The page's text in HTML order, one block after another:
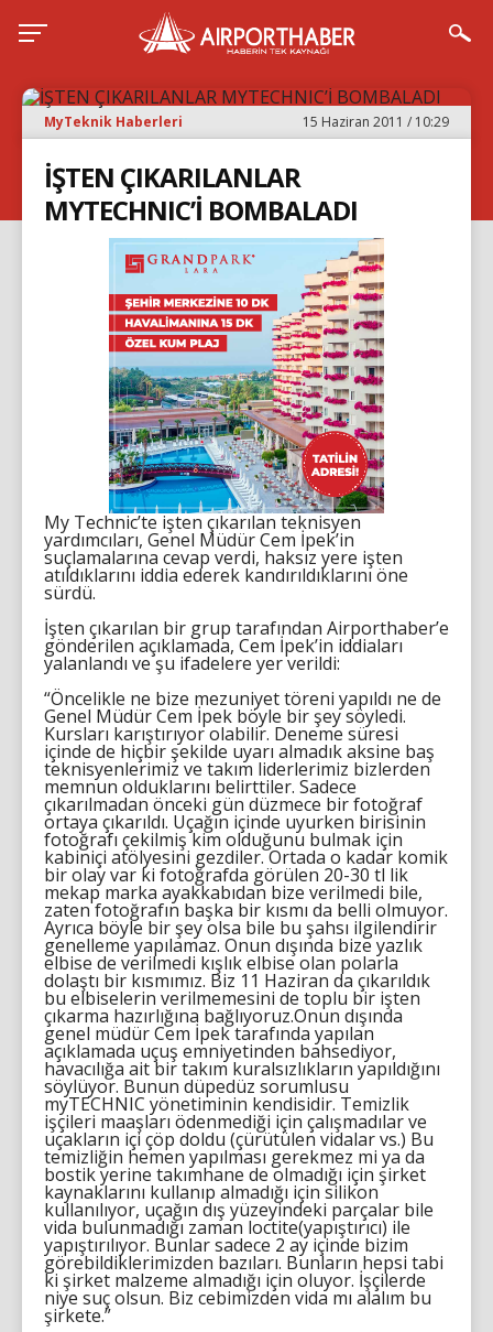
MyTeknik Haberleri 15 Haziran 2011 / 10:29
İŞTEN ÇIKARILANLAR
MYTECHNIC’İ BOMBALADI
My Technic’te işten çıkarılan teknisyen
yardımcıları, Genel Müdür Cem İpek’in
suçlamalarına cevap verdi, haksız yere işten
atıldıklarını iddia ederek kandırıldıklarını öne
sürdü.
İşten çıkarılan bir grup tarafından Airporthaber’e
gönderilen açıklamada, Cem İpek’in iddiaları
yalanlandı ve şu ifadelere yer verildi:
“Öncelikle ne bize mezuniyet töreni yapıldı ne de
Genel Müdür Cem İpek böyle bir şey söyledi.
Kursları karıştırıyor olabilir. Deneme süresi
içinde de hiçbir şekilde uyarı almadık aksine baş
teknisyenlerimiz ve takım liderlerimiz bizlerden
memnun olduklarını belirttiler. Sadece
çıkarılmadan önceki gün düzmece bir fotoğraf
ortaya çıkarıldı. Uçağın içinde uyurken birisinin
fotoğrafı çekilmiş kim olduğunu bulmak için
kabiniçi atölyesini gezdiler. Ortada o kadar komik
bir olay var ki fotoğrafda görülen 20-30 tl lik
mekap marka ayakkabıdan bize verilmedi bile,
zaten fotoğrafın başka bir kısmı da belli olmuyor.
Ayrıca böyle bir şey olsa bile bu şahsı ilgilendirir
genelleme yapılamaz. Onun dışında bize yazlık
elbise de verilmedi kışlık elbise olan polarla
dolaştı bir kısmımız. Biz 11 Haziran da çıkarıldık
bu elbiselerin verilmemesini de toplu bir işten
çıkarma hazırlığına bağlıyoruz.Onun dışında
genel müdür Cem İpek tarafında yapılan
açıklamada uçuş emniyetinden bahsediyor,
havacılığa ait bir takım kuralsızlıkların yapıldığını
söylüyor. Bunun düpedüz sorumlusu
myTECHNIC yönetiminin kendisidir. Temizlik
işçileri maaşları ödenmediği için çalışmadılar ve
uçakların içi çöp doldu (çürütülen vidalar vs.) Bu
temizliğin hemen yapılması gerekmez mi ya da
bostik yerine takımhane de olmadığı için şirket
kaynaklarını kullanıp almadığı için silikon
kullanılıyor, uçağın dış yüzeyindeki parçalar bile
vida bulunmadığı zaman loctite(yapıştırıcı) ile
yapıştırılıyor. Bunlar sadece 2 ay içinde bizim
görebildiklerimizden bazıları. Bunların hepsi tabi
ki şirket malzeme almadığı için oluyor. İşçilerde
niye suç olsun. Biz cebimizden vida mı alalım bu
şirkete.”